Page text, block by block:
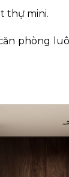
thự mini.
phòng